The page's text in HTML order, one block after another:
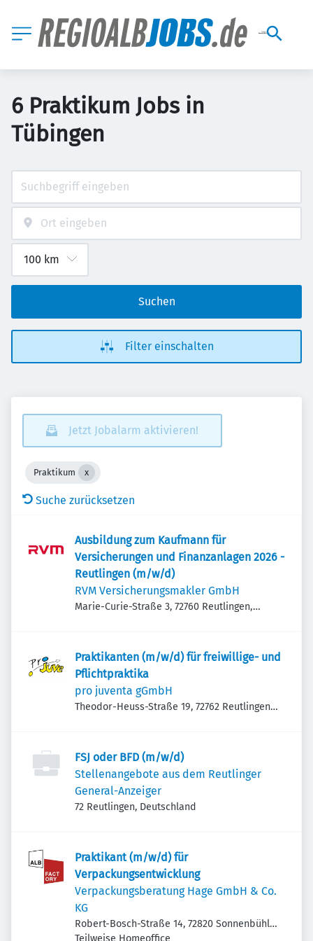
6 Praktikum Jobs in
Tübingen
Suchen
Filter einschalten
Jetzt Jobalarm aktivieren!
Praktikum
Suche zurücksetzen
Ausbildung zum Kaufmann für
Versicherungen und Finanzanlagen 2026 -
Reutlingen (m/w/d)
RVM Versicherungsmakler GmbH
Marie-Curie-Straße 3, 72760 Reutlingen,
Praktikanten (m/w/d) für freiwillige- und
Pflichtpraktika
pro juventa gGmbH
Theodor-Heuss-Straße 19, 72762 Reutlingen,
FSJ oder BFD (m/w/d)
Stellenangebote aus dem Reutlinger
General-Anzeiger
72 Reutlingen, Deutschland
Praktikant (m/w/d) für
Verpackungsentwicklung
Verpackungsberatung Hage GmbH & Co.
KG
Robert-Bosch-Straße 14, 72820 Sonnenbühl,
Deutschland
Teilweise Homeoffice